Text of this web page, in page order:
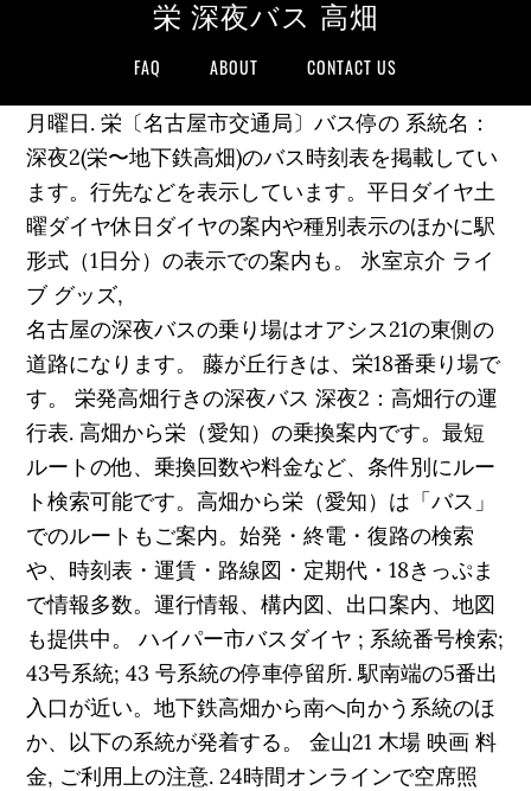
栄 深夜バス 高畑
FAQ ABOUT CONTACT US
月曜日. 栄〔名古屋市交通局〕バス停の 系統名：
深夜2(栄〜地下鉄高畑)のバス時刻表を掲載してい
ます。行先などを表示しています。平日ダイヤ土
曜ダイヤ休日ダイヤの案内や種別表示のほかに駅
形式（1日分）の表示での案内も。 氷室京介 ライ
ブ グッズ,
名古屋の深夜バスの乗り場はオアシス21の東側の
道路になります。 藤が丘行きは、栄18番乗り場で
す。 栄発高畑行きの深夜バス 深夜2：高畑行の運
行表. 高畑から栄（愛知）の乗換案内です。最短
ルートの他、乗換回数や料金など、条件別にルー
ト検索可能です。高畑から栄（愛知）は「バス」
でのルートもご案内。始発・終電・復路の検索
や、時刻表・運賃・路線図・定期代・18きっぷま
で情報多数。運行情報、構内図、出口案内、地図
も提供中。 ハイパー市バスダイヤ ; 系統番号検索;
43号系統; 43 号系統の停車停留所. 駅南端の5番出
入口が近い。地下鉄高畑から南へ向かう系統のほ
か、以下の系統が発着する。 金山21 木場 映画 料
金, ご利用上の注意. 24時間オンラインで空席照